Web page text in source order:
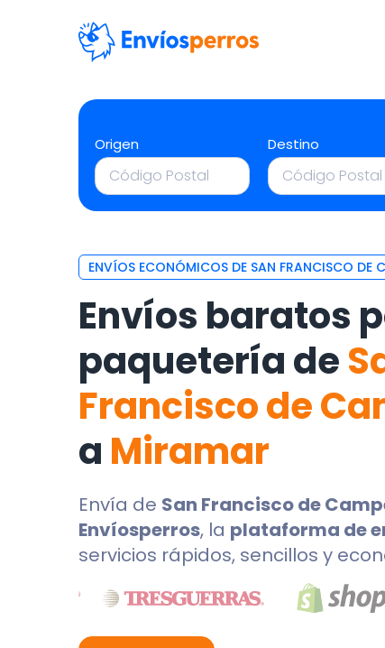
Origen Destino
ENVÍOS ECONÓMICOS DE SAN FRANCISCO DE
Envíos baratos
paquetería de
Francisco de
a Miramar
Envía de San Francisco de
Envíosperros, la plataforma de
servicios rápidos, sencillos y